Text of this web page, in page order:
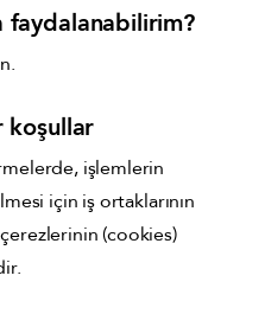
faydalanabilirim?
koşullar
işlemlerin
için iş ortaklarının
(cookies)